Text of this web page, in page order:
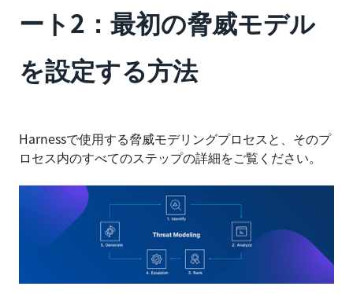
ート2：最初の脅威モデル
を設定する方法
Harnessで使用する脅威モデリングプロセスと、そのプ
ロセス内のすべてのステップの詳細をご覧ください。